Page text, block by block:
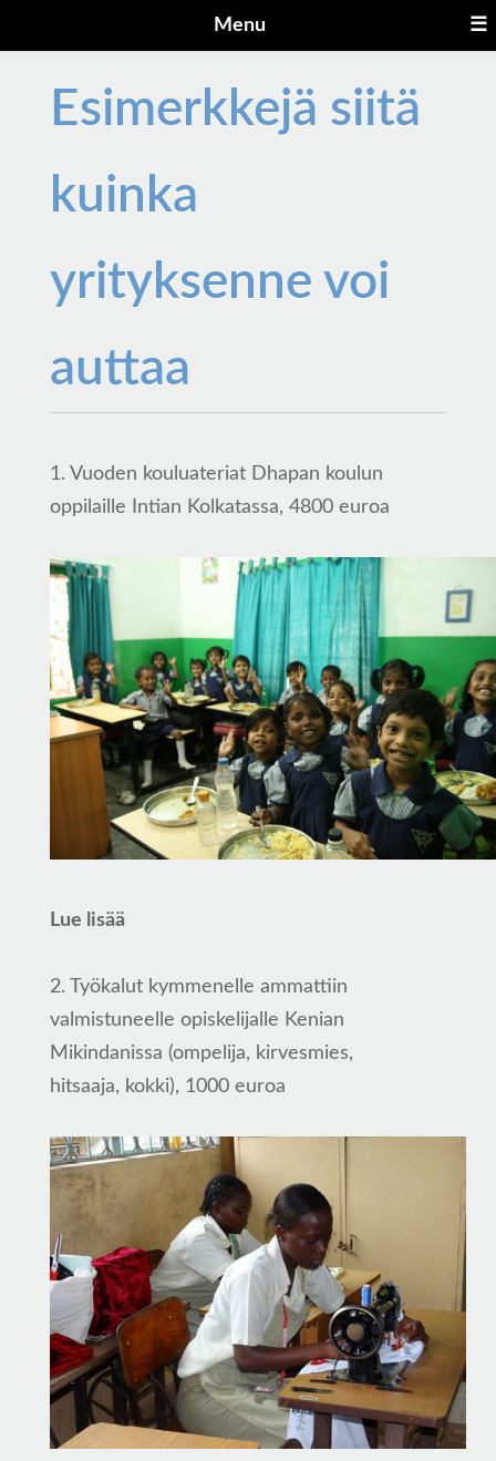
Menu ☰
Esimerkkejä siitä
kuinka
yrityksenne voi
auttaa
1. Vuoden kouluateriat Dhapan koulun
oppilaille Intian Kolkatassa, 4800 euroa
Lue lisää
2. Työkalut kymmenelle ammattiin
valmistuneelle opiskelijalle Kenian
Mikindanissa (ompelija, kirvesmies,
hitsaaja, kokki), 1000 euroa